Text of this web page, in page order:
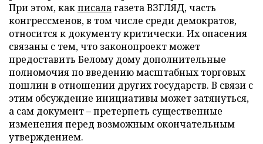
При этом, какписалагазета ВЗГЛЯД, часть
конгрессменов, в том числе среди демократов,
относится к документу критически. Их опасения
связаны с тем, что законопроект может
предоставить Белому дому дополнительные
полномочия по введению масштабных торговых
пошлин в отношении других государств. В связи с
этим обсуждение инициативы может затянуться,
а сам документ – претерпеть существенные
изменения перед возможным окончательным
утверждением.